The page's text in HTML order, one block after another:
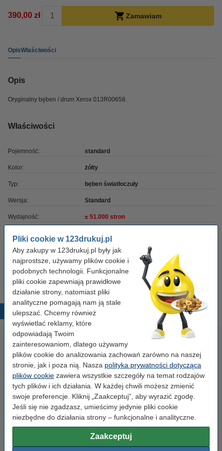
Pliki cookie w 123drukuj.pl
Aby zakupy w 123drukuj.pl były jak
najprostsze, używamy plików cookie i
podobnych technologii. Funkcjonalne
pliki cookie zapewniają prawidłowe
działanie strony, natomiast pliki
analityczne pomagają nam ją stale
ulepszać. Chcemy również
wyświetlać reklamy, które
odpowiadają Twoim
zainteresowaniom, dlatego używamy
plików cookie do analizowania zachowań zarówno na naszej
stronie, jak i poza nią. Nasza polityka prywatności dotycząca
plików cookie zawiera wszystkie szczegóły na temat rodzajów
tych plików i ich działania. W każdej chwili możesz zmienić
swoje preferencje. Kliknij „Zaakceptuj”, aby wyrazić zgodę.
Jeśli się nie zgadzasz, umieścimy jedynie pliki cookie
niezbędne do działania strony – funkcjonalne i analityczne.
Zaakceptuj
390,00 zł Zamawiam
OpisWłaściwości
Opis
Oryginalny bęben / drum Xerox 013R00658.
Właściwości
Pojemność: standard
Kolor: żółty
Typ: bęben światłoczuły
Wersja: Standard
Wydajność: ± 51.000 stron
OEM: 013R00658
Numer artykułu: 047712
Popularne produkty
Xerox 008R13089 pojemnik na
zużyty toner, oryginalny
Xerox 013R00657 bęben / drum
czarny, oryginalny